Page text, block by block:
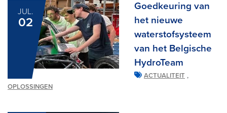
JUL.
02
Goedkeuring van
het nieuwe
waterstofsysteem
van het Belgische
HydroTeam
ACTUALITEIT ,
OPLOSSINGEN